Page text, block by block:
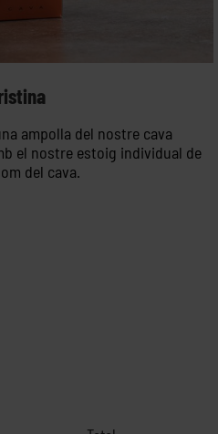
ampolla del nostre cava
el nostre estoig individual de
del cava.